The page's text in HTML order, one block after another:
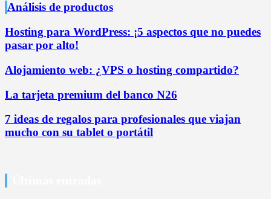
Análisis de productos
Hosting para WordPress: ¡5 aspectos que no puedes
pasar por alto!
Alojamiento web: ¿VPS o hosting compartido?
La tarjeta premium del banco N26
7 ideas de regalos para profesionales que viajan
mucho con su tablet o portátil